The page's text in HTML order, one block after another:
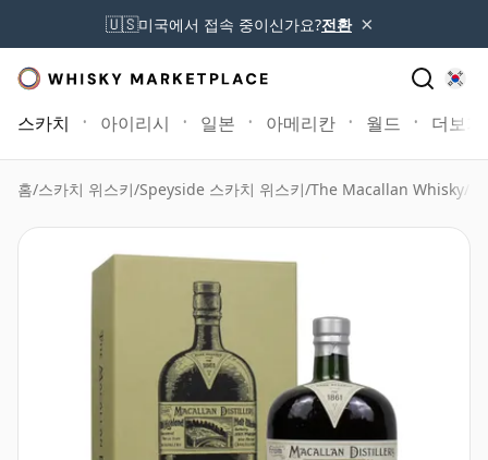
🇺🇸미국에서 접속 중이신가요?전환 ×
스카치 아이리시 일본 아메리칸 월드 더보기
홈/스카치 위스키/Speyside 스카치 위스키/The Macallan Whisky/